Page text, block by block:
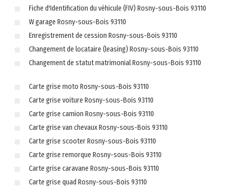
Fiche d'Identification du véhicule (FIV) Rosny-sous-Bois 93110
W garage Rosny-sous-Bois 93110
Enregistrement de cession Rosny-sous-Bois 93110
Changement de locataire (leasing) Rosny-sous-Bois 93110
Changement de statut matrimonial Rosny-sous-Bois 93110
Carte grise moto Rosny-sous-Bois 93110
Carte grise voiture Rosny-sous-Bois 93110
Carte grise camion Rosny-sous-Bois 93110
Carte grise van chevaux Rosny-sous-Bois 93110
Carte grise scooter Rosny-sous-Bois 93110
Carte grise remorque Rosny-sous-Bois 93110
Carte grise caravane Rosny-sous-Bois 93110
Carte grise quad Rosny-sous-Bois 93110